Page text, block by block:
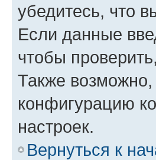
убедитесь, что
Если данные
чтобы
Также возможно,
конфигурацию
настроек.
Вернуться к